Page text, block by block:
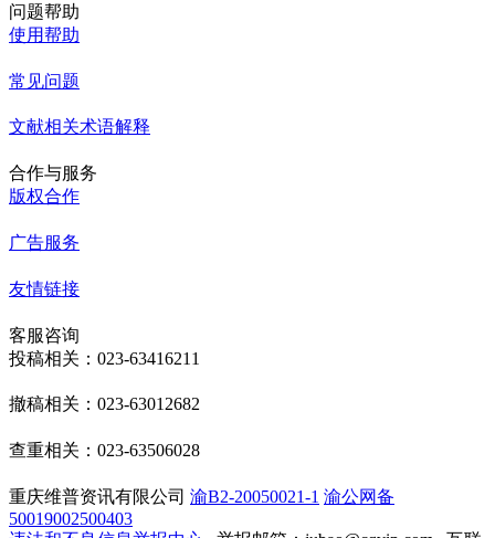
问题帮助
使用帮助
常见问题
文献相关术语解释
合作与服务
版权合作
广告服务
友情链接
客服咨询
投稿相关：023-63416211
撤稿相关：023-63012682
查重相关：023-63506028
重庆维普资讯有限公司 渝B2-20050021-1 渝公网备
50019002500403